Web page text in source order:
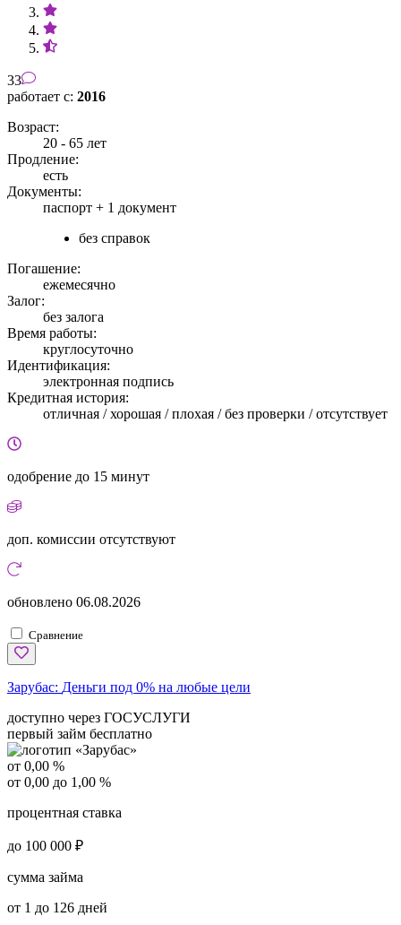
33
работает с: 2016
Возраст:
20 - 65 лет
Продление:
есть
Документы:
паспорт + 1 документ
без справок
Погашение:
ежемесячно
Залог:
без залога
Время работы:
круглосуточно
Идентификация:
электронная подпись
Кредитная история:
отличная / хорошая / плохая / без проверки / отсутствует
одобрение до 15 минут
доп. комиссии отсутствуют
обновлено 06.08.2026
Сравнение
Зарубас: Деньги под 0% на любые цели
доступно через ГОСУСЛУГИ
первый займ бесплатно
от 0,00 %
от 0,00 до 1,00 %
процентная ставка
до 100 000 ₽
сумма займа
от 1 до 126 дней